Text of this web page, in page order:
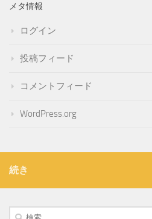
メタ情報
ログイン
投稿フィード
コメントフィード
WordPress.org
続き
検